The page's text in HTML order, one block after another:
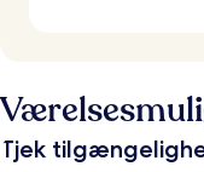
Tjek